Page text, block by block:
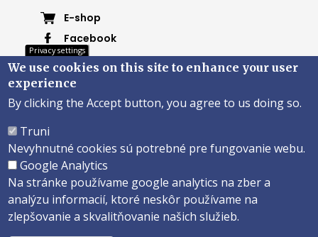
Footer
menu
4
E-shop
Facebook
Instagram
Youtube
Päta
Správca obsahu
Vyhlásenie o prístupnosti
Copyright ©2026 Faculty of Philosophy and Art · Trnava University
Created by
Privacy settings
We use cookies on this site to enhance your user
experience
By clicking the Accept button, you agree to us doing so.
Truni
Nevyhnutné cookies sú potrebné pre fungovanie webu.
Google Analytics
Na stránke používame google analytics na zber a
analýzu informacií, ktoré neskôr používame na
zlepšovanie a skvalitňovanie našich služieb.